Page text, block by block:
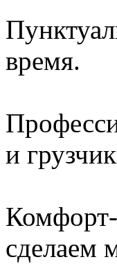
время.
и
сделаем